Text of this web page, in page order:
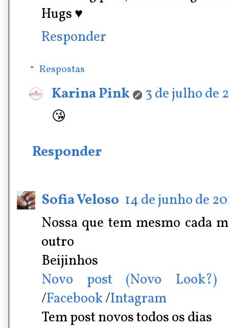
Hugs ♥
Responder
Respostas
Karina Pink
3 de julho de
😘
Responder
Sofia Veloso 14 de junho de
Nossa que tem mesmo cada
outro
Beijinhos
Novo post (Novo Look?)
/Facebook/Intagram
Tem post novos todos os dias